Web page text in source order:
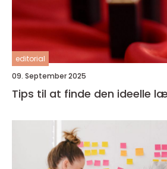
editorial
09. September 2025
Tips til at finde den ideelle